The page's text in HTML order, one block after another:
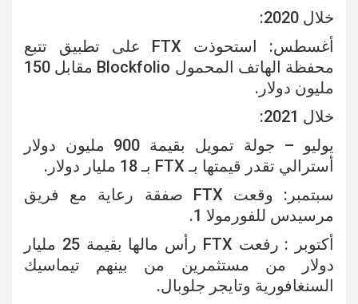
خلال 2020:
أغسطس: استحوذت FTX على تطبيق تتبع
محفظة الهاتف المحمول Blockfolio مقابل 150
مليون دولار.
خلال 2021:
يوليو – جولة تمويل بقيمة 900 مليون دولار
أسترالي تقدر قيمتها بـ FTX بـ 18 مليار دولار.
سبتمبر: وقعت FTX صفقة رعاية مع فريق
مرسيدس للفورمولا 1.
أكتوبر : رفعت FTX رأس مالها بقيمة 25 مليار
دولار من مستثمرين من بينهم تيماسيك
السنغافورية وتايجر جلوبال.